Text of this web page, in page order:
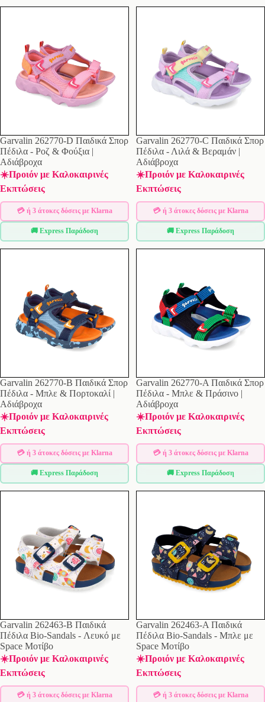
Άνεση & Ανθεκτικότητα
- Για καθημερινή χρήση
Εξαιρετική Σχέση Ποιότητας-Τιμής- Προσιτό στυλ
Η συλλογή μας περιλαμβάνει παπούτσια για όλες τις ηλικίες και
περιστάσεις. Επίσημος πωλητής Garvalin!
Garvalin 262770-D Παιδικά Σπορ
Πέδιλα - Ροζ & Φούξια |
Αδιάβροχα
☀️Προιόν με Καλοκαιρινές
Εκπτώσεις
💳 ή 3 άτοκες δόσεις με Klarna
🚚 Express Παράδοση
Garvalin 262770-C Παιδικά Σπορ
Πέδιλα - Λιλά & Βεραμάν |
Αδιάβροχα
☀️Προιόν με Καλοκαιρινές
Εκπτώσεις
💳 ή 3 άτοκες δόσεις με Klarna
🚚 Express Παράδοση
Garvalin 262770-B Παιδικά Σπορ
Πέδιλα - Μπλε & Πορτοκαλί |
Αδιάβροχα
☀️Προιόν με Καλοκαιρινές
Εκπτώσεις
💳 ή 3 άτοκες δόσεις με Klarna
🚚 Express Παράδοση
Garvalin 262770-A Παιδικά Σπορ
Πέδιλα - Μπλε & Πράσινο |
Αδιάβροχα
☀️Προιόν με Καλοκαιρινές
Εκπτώσεις
💳 ή 3 άτοκες δόσεις με Klarna
🚚 Express Παράδοση
Garvalin 262463-B Παιδικά
Πέδιλα Bio-Sandals - Λευκό με
Space Μοτίβο
☀️Προιόν με Καλοκαιρινές
Εκπτώσεις
💳 ή 3 άτοκες δόσεις με Klarna
Garvalin 262463-A Παιδικά
Πέδιλα Bio-Sandals - Μπλε με
Space Μοτίβο
☀️Προιόν με Καλοκαιρινές
Εκπτώσεις
💳 ή 3 άτοκες δόσεις με Klarna